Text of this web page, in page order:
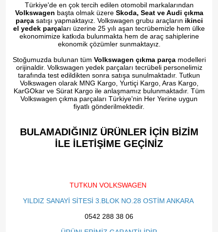
Türkiye'de en çok tercih edilen otomobil markalarından
Volkswagen başta olmak üzere Skoda, Seat ve Audi çıkma
parçasatışı yapmaktayız. Volkswagen grubu araçların ikinci
el yedek parçaları üzerine 25 yılı aşan tecrübemizle hem ülke
ekonomimize katkıda bulunmakta hem de araç sahiplerine
ekonomik çözümler sunmaktayız.
Stoğumuzda bulunan tüm Volkswagen çıkma parçamodelleri
orijinaldir. Volkswagen yedek parçaları tecrübeli personelimiz
tarafında test edildikten sonra satışa sunulmaktadır. Tutkun
Volkswagen olarak MNG Kargo, Yurtiçi Kargo, Aras Kargo,
KarGOkar ve Sürat Kargo ile anlaşmamız bulunmaktadır. Tüm
Volkswagen çıkma parçaları Türkiye'nin Her Yerine uygun
fiyatlı gönderilmektedir.
BULAMADIĞINIZ ÜRÜNLER İÇİN BİZİM
İLE İLETİŞİME GEÇİNİZ​
TUTKUN VOLKSWAGEN
YILDIZ SANAYİ SİTESİ 3.BLOK NO.28 OSTİM ANKARA
0542 288 38 06